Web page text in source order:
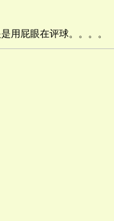
用屁眼在评球。。。。